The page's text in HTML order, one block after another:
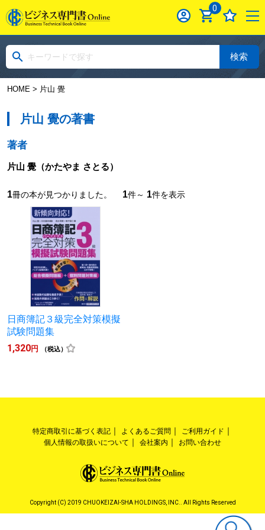
0
検索
HOME> 片山 覺
片山 覺の著書
著者
片山 覺（かたやま さとる）
1冊の本が見つかりました。 1件～ 1件を表示
日商簿記３級完全対策模擬
試験問題集
1,320円 （税込）
特定商取引に基づく表記 よくあるご質問
ご利用ガイド
個人情報の取扱いについて
会社案内 お問い合わせ
Copyright (C) 2019 CHUOKEIZAI-SHA HOLDINGS, INC.. All Rights Reserved